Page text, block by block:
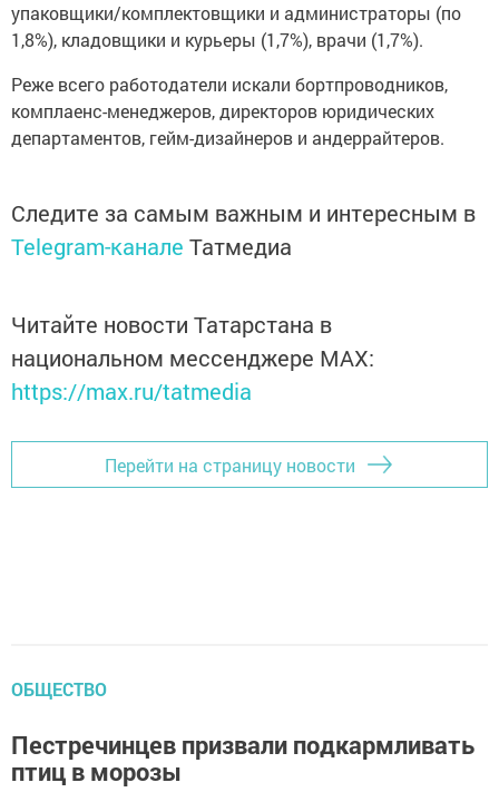
упаковщики/комплектовщики и администраторы (по
1,8%), кладовщики и курьеры (1,7%), врачи (1,7%).
Реже всего работодатели искали бортпроводников,
комплаенс-менеджеров, директоров юридических
департаментов, гейм-дизайнеров и андеррайтеров.
Следите за самым важным и интересным в
Telegram-канале Татмедиа
Читайте новости Татарстана в
национальном мессенджере MАХ:
https://max.ru/tatmedia
Перейти на страницу новости
ОБЩЕСТВО
Пестречинцев призвали подкармливать
птиц в морозы